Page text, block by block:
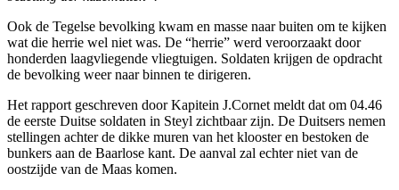
Ook de Tegelse bevolking kwam en masse naar buiten om te kijken
wat die herrie wel niet was. De “herrie” werd veroorzaakt door
honderden laagvliegende vliegtuigen. Soldaten krijgen de opdracht
de bevolking weer naar binnen te dirigeren.
Het rapport geschreven door Kapitein J.Cornet meldt dat om 04.46
de eerste Duitse soldaten in Steyl zichtbaar zijn. De Duitsers nemen
stellingen achter de dikke muren van het klooster en bestoken de
bunkers aan de Baarlose kant. De aanval zal echter niet van de
oostzijde van de Maas komen.